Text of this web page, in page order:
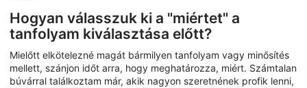
Hogyan válasszuk ki a "miértet" a
tanfolyam kiválasztása előtt?
Mielőtt elkötelezné magát bármilyen tanfolyam vagy minősítés
mellett, szánjon időt arra, hogy meghatározza, miért. Számtalan
búvárral találkoztam már, akik nagyon szeretnének profik lenni,